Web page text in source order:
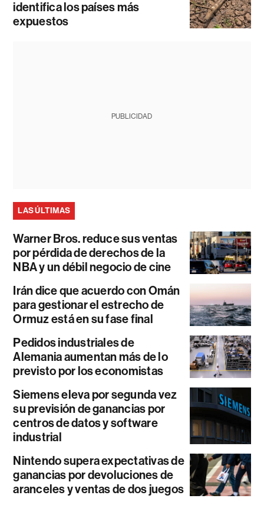
identifica los países más
expuestos
PUBLICIDAD
LAS ÚLTIMAS
Warner Bros. reduce sus ventas
por pérdida de derechos de la
NBA y un débil negocio de cine
Irán dice que acuerdo con Omán
para gestionar el estrecho de
Ormuz está en su fase final
Pedidos industriales de
Alemania aumentan más de lo
previsto por los economistas
Siemens eleva por segunda vez
su previsión de ganancias por
centros de datos y software
industrial
Nintendo supera expectativas de
ganancias por devoluciones de
aranceles y ventas de dos juegos